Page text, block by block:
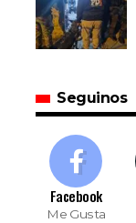
Seguinos
Facebook
Me Gusta